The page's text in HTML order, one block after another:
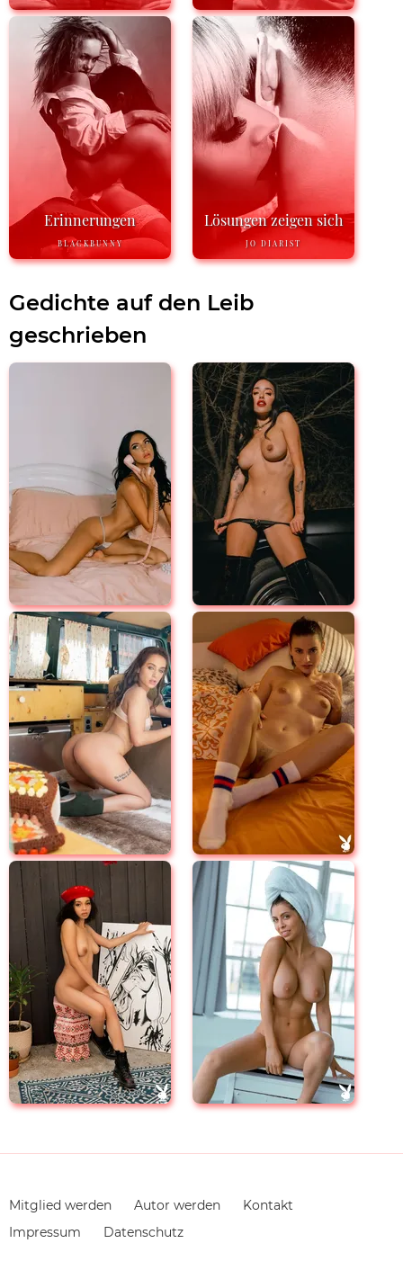
Erinnerungen
BLACKBUNNY
Lösungen zeigen sich
JO DIARIST
Gedichte auf den Leib
geschrieben
Navigation
überspringen
Mitglied werden Autor werden
Kontakt
Impressum
Datenschutz